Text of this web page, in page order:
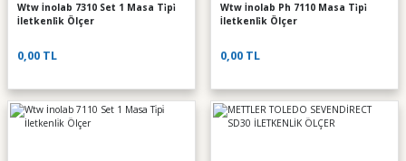
Wtw İnolab 7310 Set 1 Masa Ti̇pi̇
İletkenli̇k Ölçer
0,00 TL
Wtw İnolab Ph 7110 Masa Ti̇pi̇
İletkenli̇k Ölçer
0,00 TL